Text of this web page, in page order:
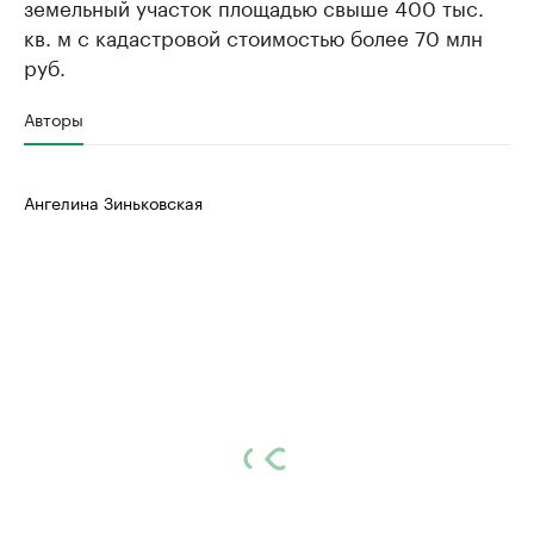
кв. м с кадастровой стоимостью более 70 млн
руб.
Авторы
Ангелина Зиньковская